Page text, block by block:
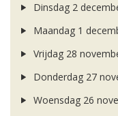
Dinsdag 2
Maandag 1
Vrijdag 28
Donderdag 27
Woensdag 26